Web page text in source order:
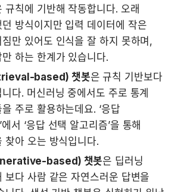
규칙에 기반해 작동합니다. 오래
방식이지만 입력 데이터에 작은
만 있어도 인식을 잘 하지 못하며,
하는 한계가 있습니다.
based) 챗봇은 규칙 기반보다
다. 머신러닝 중에서도 주로 통계
주로 활용하는데요. ‘응답
서 ‘응답 선택 알고리즘’을 통해
찾아 오는 방식입니다.
based) 챗봇은 딥러닝
보다 사람 같은 자연스러운 답변을